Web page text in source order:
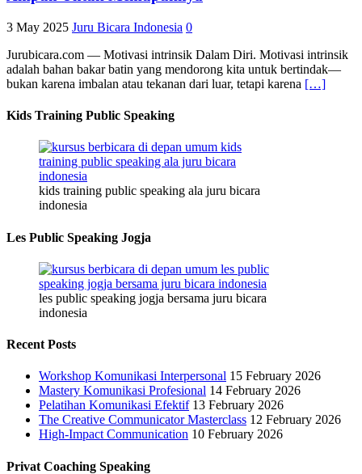
3 May 2025 Juru Bicara Indonesia 0
Jurubicara.com — Motivasi intrinsik Dalam Diri. Motivasi intrinsik
adalah bahan bakar batin yang mendorong kita untuk bertindak—
bukan karena imbalan atau tekanan dari luar, tetapi karena […]
Kids Training Public Speaking
kids training public speaking ala juru bicara
indonesia
Les Public Speaking Jogja
les public speaking jogja bersama juru bicara
indonesia
Recent Posts
Workshop Komunikasi Interpersonal 15 February 2026
Mastery Komunikasi Profesional 14 February 2026
Pelatihan Komunikasi Efektif 13 February 2026
The Creative Communicator Masterclass 12 February 2026
High-Impact Communication 10 February 2026
Privat Coaching Speaking